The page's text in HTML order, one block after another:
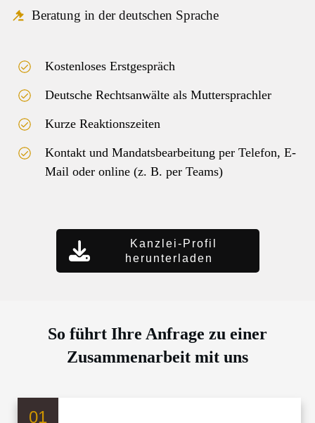
Beratung in der deutschen Sprache
Kostenloses Erstgespräch
Deutsche Rechtsanwälte als Muttersprachler
Kurze Reaktionszeiten
Kontakt und Mandatsbearbeitung per Telefon, E-
Mail oder online (z. B. per Teams)
Kanzlei-Profil
herunterladen
So führt Ihre Anfrage zu einer
Zusammenarbeit mit uns
01